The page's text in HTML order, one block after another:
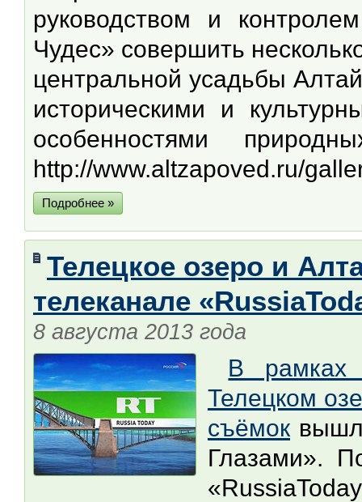
руководством и
Чудес» совершить
центральной усадьбы
историческими и
особенностями
http://www.altzapoved.ru/
Подробнее »
Телецкое озеро и
телеканале
8 августа 2013 года
В рамках
Телецком
съёмок
Глазами».